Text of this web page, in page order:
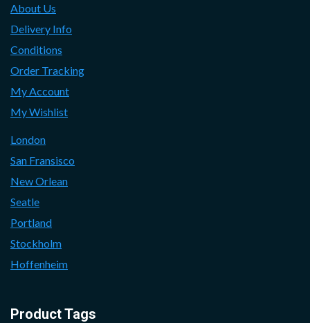
About Us
Delivery Info
Conditions
Order Tracking
My Account
My Wishlist
London
San Fransisco
New Orlean
Seatle
Portland
Stockholm
Hoffenheim
Product Tags